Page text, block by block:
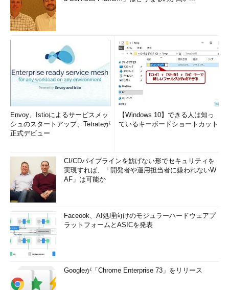
Envoy、Istioによるサービスメッ
シュのスタートアップ、Tetrateが
正式デビュー
【Windows 10】できる人は知っ
ているキーボードショートカット
CI/CDパイプラインを妨げない形でセキュリティを
実現すれば、「開発者や運用担当者に嫌われないW
AF」は可能か
Faceook、AI処理向けのモジュラーハードウェアプ
ラットフォームとASICを発表
Googleが「Chrome Enterprise 73」をリリース